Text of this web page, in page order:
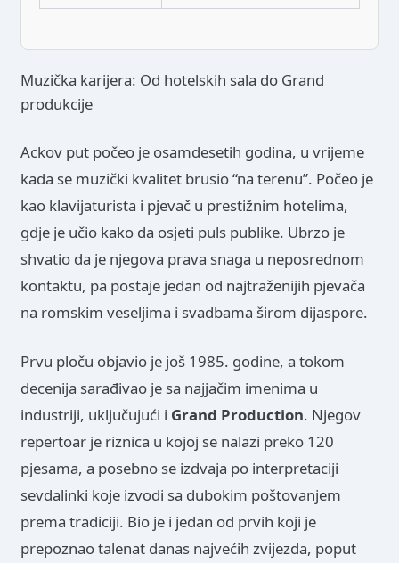
Muzička karijera: Od hotelskih sala do Grand
produkcije
Ackov put počeo je osamdesetih godina, u vrijeme
kada se muzički kvalitet brusio “na terenu”. Počeo je
kao klavijaturista i pjevač u prestižnim hotelima,
gdje je učio kako da osjeti puls publike. Ubrzo je
shvatio da je njegova prava snaga u neposrednom
kontaktu, pa postaje jedan od najtraženijih pjevača
na romskim veseljima i svadbama širom dijaspore.
Prvu ploču objavio je još 1985. godine, a tokom
decenija sarađivao je sa najjačim imenima u
industriji, uključujući i Grand Production. Njegov
repertoar je riznica u kojoj se nalazi preko 120
pjesama, a posebno se izdvaja po interpretaciji
sevdalinki koje izvodi sa dubokim poštovanjem
prema tradiciji. Bio je i jedan od prvih koji je
prepoznao talenat danas najvećih zvijezda, poput